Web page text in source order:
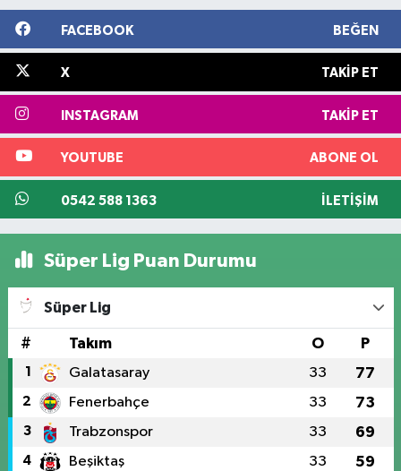
FACEBOOK BEĞEN
X TAKIP ET
INSTAGRAM TAKIP ET
YOUTUBE ABONE OL
0542 588 1363 İLETIŞIM
Süper Lig Puan Durumu
Süper Lig
# Takım O P
1 Galatasaray 33 77
2 Fenerbahçe 33 73
3 Trabzonspor 33 69
4 Beşiktaş 33 59